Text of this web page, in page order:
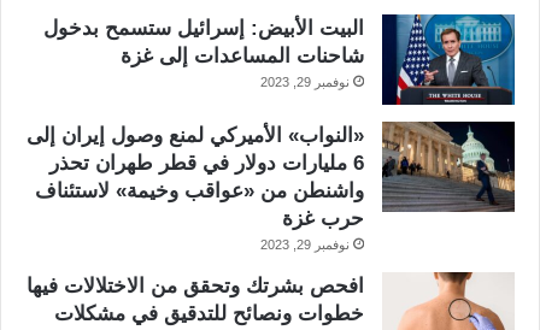
البيت الأبيض: إسرائيل ستسمح بدخول
شاحنات المساعدات إلى غزة
نوفمبر 29, 2023
«النواب» الأميركي لمنع وصول إيران إلى
6 مليارات دولار في قطر طهران تحذر
واشنطن من «عواقب وخيمة» لاستئناف
حرب غزة
نوفمبر 29, 2023
افحص بشرتك وتحقق من الاختلالات فيها
خطوات ونصائح للتدقيق في مشكلات